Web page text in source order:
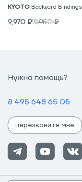
KYOTO Backyard Bindings
9,970 ₽19,950₽
Нужна помощь?
8 495 648 65 05
перезвоните мне